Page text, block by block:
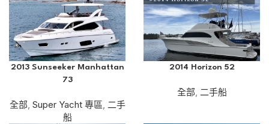
2013 Sunseeker Manhattan
73
全部, Super Yacht 專區, 二手
船
2014 Horizon 52
全部, 二手船